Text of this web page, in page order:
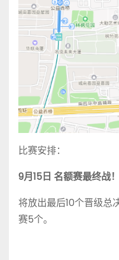
比赛安排：
9月15日 名额赛最终战！
将放出最后10个晋级总
赛5个。